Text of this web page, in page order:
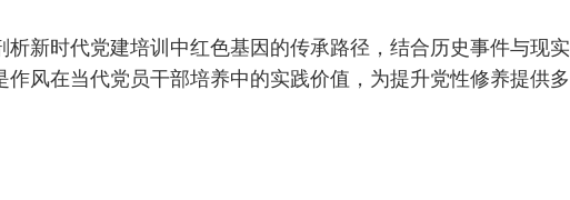
新时代党建培训中红色基因的传承路径，结合历史事件与现实
风在当代党员干部培养中的实践价值，为提升党性修养提供多